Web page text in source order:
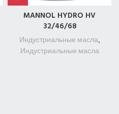
MANNOL HYDRO HV
32/46/68
Индустриальные масла,
Индустриальные масла